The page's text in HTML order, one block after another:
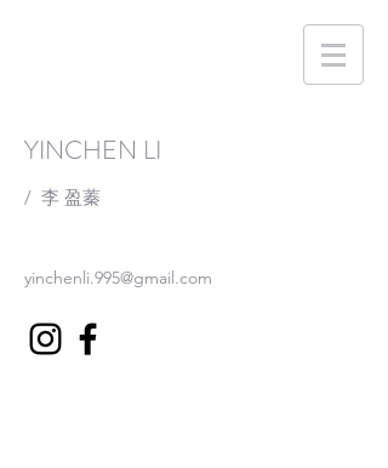
YINCHEN LI
/ 李 盈蓁
yinchenli.995@gmail.com